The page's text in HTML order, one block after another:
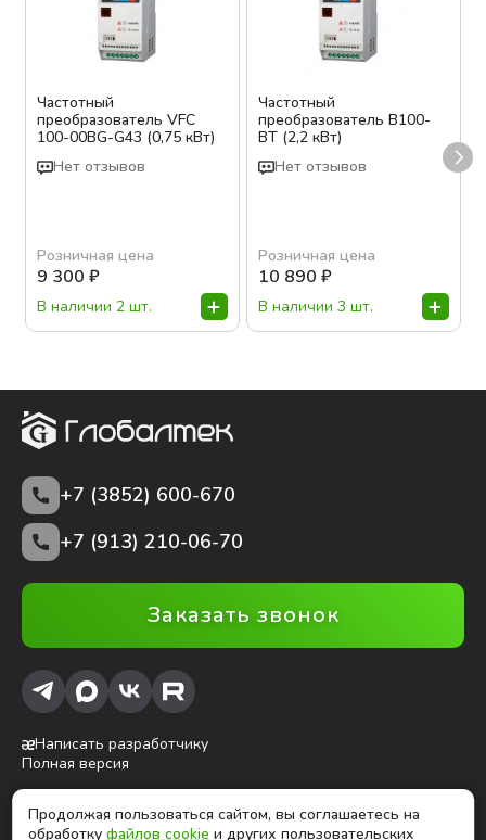
Частотный
преобразователь VFC
100-00BG-G43 (0,75 кВт)
Нет отзывов
Розничная цена
9 300 ₽
В наличии 2 шт.
Частотный
преобразователь В100-
ВТ (2,2 кВт)
Нет отзывов
Розничная цена
10 890 ₽
В наличии 3 шт.
+7 (3852) 600-670
+7 (913) 210-06-70
Заказать звонок
Написать разработчику
Полная версия
ⓒ Глобалтек, 2026
Продолжая пользоваться сайтом, вы соглашаетесь на
обработкуфайлов cookie и других пользовательских